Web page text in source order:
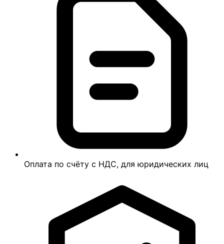
Оплата по счёту с НДС, для юридических лиц